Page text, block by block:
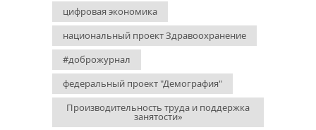
цифровая экономика
национальный проект Здравоохранение
#доброжурнал
федеральный проект "Демография"
Производительность труда и поддержка
занятости»